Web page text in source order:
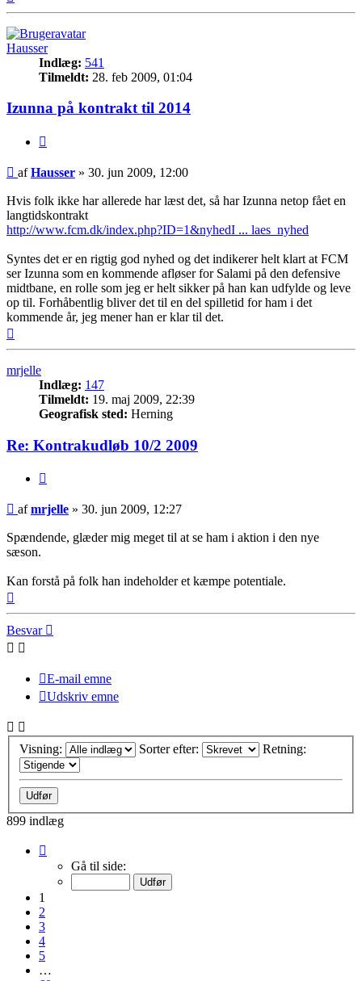
Hausser
Indlæg: 541
Tilmeldt: 28. feb 2009, 01:04
Izunna på kontrakt til 2014
Indlæg
afHausser » 30. jun 2009, 12:00
Hvis folk ikke har allerede har læst det, så har Izunna netop fået en
langtidskontrakt
http://www.fcm.dk/index.php?ID=1&nyhedI ... laes_nyhed
Syntes det er en rigtig god nyhed og det indikerer helt klart at FCM
ser Izunna som en kommende afløser for Salami på den defensive
midtbane, en rolle som jeg er helt sikker på han kan udfylde og leve
op til. Forhåbentlig bliver det til en del spilletid for ham i det
kommende år, jeg mener han er klar til det.
mrjelle
Indlæg: 147
Tilmeldt: 19. maj 2009, 22:39
Geografisk sted: Herning
Re: Kontrakudløb 10/2 2009
Indlæg
afmrjelle » 30. jun 2009, 12:27
Spændende, glæder mig meget til at se ham i aktion i den nye
sæson.
Kan forstå på folk han indeholder et kæmpe potentiale.
Besvar
E-mail emne
Udskriv emne
Visning: Sorter efter: Retning:
899 indlæg
Gå til side:
1
2
3
4
5
…